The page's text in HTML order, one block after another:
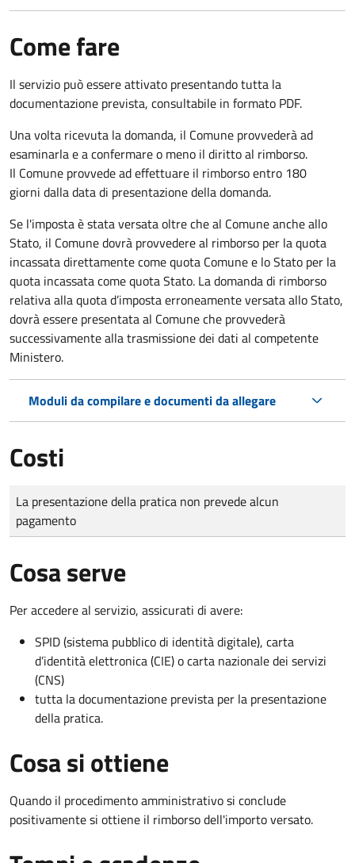
Come fare
Il servizio può essere attivato presentando tutta la
documentazione prevista, consultabile in formato PDF.
Una volta ricevuta la domanda, il Comune provvederà ad
esaminarla e a confermare o meno il diritto al rimborso.
Il Comune provvede ad effettuare il rimborso entro 180
giorni dalla data di presentazione della domanda.
Se l'imposta è stata versata oltre che al Comune anche allo
Stato, il Comune dovrà provvedere al rimborso per la quota
incassata direttamente come quota Comune e lo Stato per la
quota incassata come quota Stato. La domanda di rimborso
relativa alla quota d’imposta erroneamente versata allo Stato,
dovrà essere presentata al Comune che provvederà
successivamente alla trasmissione dei dati al competente
Ministero.
Moduli da compilare e documenti da allegare
Costi
Tipo di pagamento
Importo
La presentazione della pratica non prevede alcun
pagamento
Cosa serve
Per accedere al servizio, assicurati di avere:
SPID (sistema pubblico di identità digitale), carta
d’identità elettronica (CIE) o carta nazionale dei servizi
(CNS)
tutta la documentazione prevista per la presentazione
della pratica.
Cosa si ottiene
Quando il procedimento amministrativo si conclude
positivamente si ottiene il rimborso dell'importo versato.